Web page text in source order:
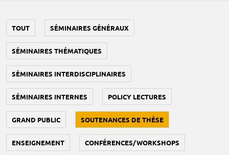
TOUT SÉMINAIRES GÉNÉRAUX
SÉMINAIRES THÉMATIQUES
SÉMINAIRES INTERDISCIPLINAIRES
SÉMINAIRES INTERNES POLICY LECTURES
GRAND PUBLIC SOUTENANCES DE THÈSE
ENSEIGNEMENT CONFÉRENCES/WORKSHOPS